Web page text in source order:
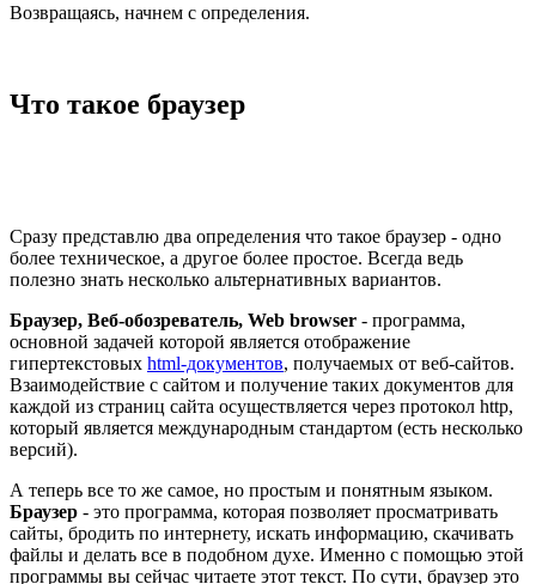
Возвращаясь, начнем с определения.
Что такое браузер
Сразу представлю два определения что такое браузер - одно
более техническое, а другое более простое. Всегда ведь
полезно знать несколько альтернативных вариантов.
Браузер, Веб-обозреватель, Web browser - программа,
основной задачей которой является отображение
гипертекстовых html-документов, получаемых от веб-сайтов.
Взаимодействие с сайтом и получение таких документов для
каждой из страниц сайта осуществляется через протокол http,
который является международным стандартом (есть несколько
версий).
А теперь все то же самое, но простым и понятным языком.
Браузер - это программа, которая позволяет просматривать
сайты, бродить по интернету, искать информацию, скачивать
файлы и делать все в подобном духе. Именно с помощью этой
программы вы сейчас читаете этот текст. По сути, браузер это